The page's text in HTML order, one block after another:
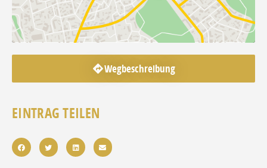
Wegbeschreibung
EINTRAG TEILEN